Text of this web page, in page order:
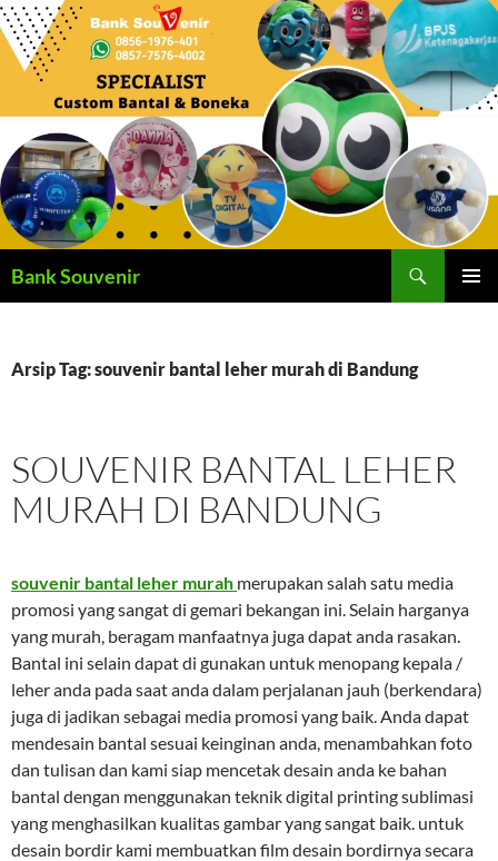
Langsung
ke
Bank Souvenir
Arsip Tag: souvenir bantal leher murah di Bandung
SOUVENIR BANTAL LEHER
MURAH DI BANDUNG
souvenir bantal leher murah merupakan salah satu media
promosi yang sangat di gemari bekangan ini. Selain harganya
yang murah, beragam manfaatnya juga dapat anda rasakan.
Bantal ini selain dapat di gunakan untuk menopang kepala /
leher anda pada saat anda dalam perjalanan jauh (berkendara)
juga di jadikan sebagai media promosi yang baik. Anda dapat
mendesain bantal sesuai keinginan anda, menambahkan foto
dan tulisan dan kami siap mencetak desain anda ke bahan
bantal dengan menggunakan teknik digital printing sublimasi
yang menghasilkan kualitas gambar yang sangat baik. untuk
desain bordir kami membuatkan film desain bordirnya secara